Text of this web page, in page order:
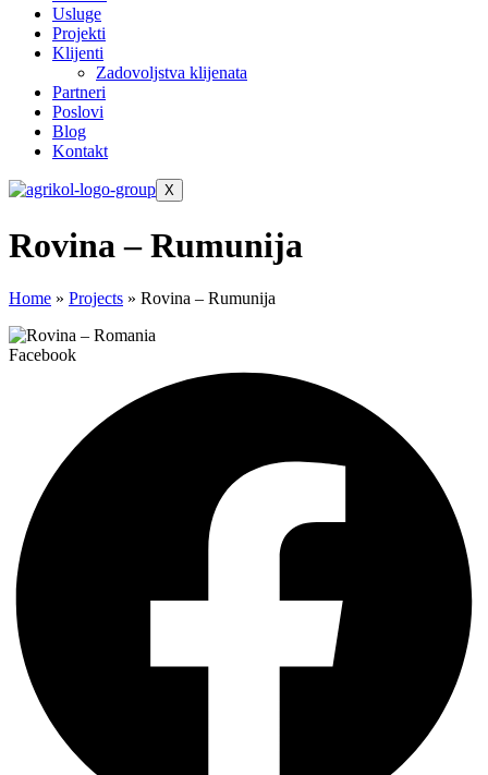
Usluge
Projekti
Klijenti
Zadovoljstva klijenata
Partneri
Poslovi
Blog
Kontakt
X
Rovina – Rumunija
Home » Projects » Rovina – Rumunija
Facebook